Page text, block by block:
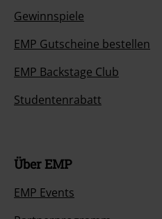
Gewinnspiele
EMP Gutscheine bestellen
EMP Backstage Club
Studentenrabatt
Über EMP
EMP Events